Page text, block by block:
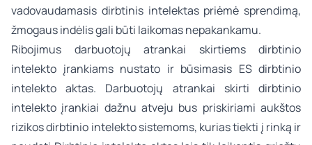
vadovaudamasis dirbtinis intelektas priėmė sprendimą,
žmogaus indėlis gali būti laikomas nepakankamu.
Ribojimus darbuotojų atrankai skirtiems dirbtinio
intelekto įrankiams nustato ir būsimasis ES dirbtinio
intelekto aktas. Darbuotojų atrankai skirti dirbtinio
intelekto įrankiai dažnu atveju bus priskiriami aukštos
rizikos dirbtinio intelekto sistemoms, kurias tiekti į rinką ir